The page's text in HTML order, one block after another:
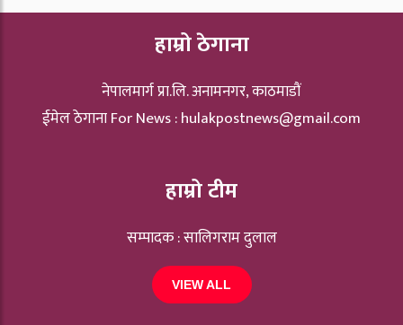
हाम्रो ठेगाना
नेपालमार्ग प्रा.लि. अनामनगर, काठमाडौं
ईमेल ठेगाना For News :hulakpostnews@gmail.com
हाम्रो टीम
सम्पादक : सालिगराम दुलाल
VIEW ALL